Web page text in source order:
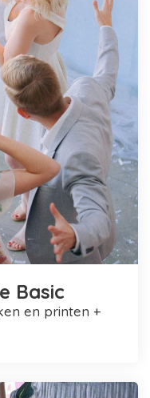
Basic